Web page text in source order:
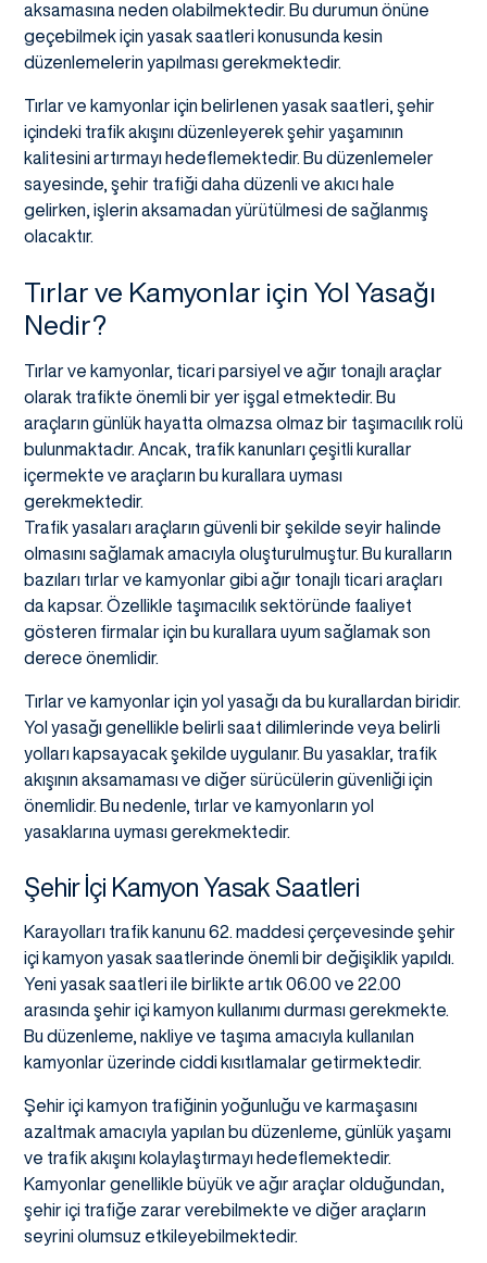
aksamasına neden olabilmektedir. Bu durumun önüne
geçebilmek için yasak saatleri konusunda kesin
düzenlemelerin yapılması gerekmektedir.
Tırlar ve kamyonlar için belirlenen yasak saatleri, şehir
içindeki trafik akışını düzenleyerek şehir yaşamının
kalitesini artırmayı hedeflemektedir. Bu düzenlemeler
sayesinde, şehir trafiği daha düzenli ve akıcı hale
gelirken, işlerin aksamadan yürütülmesi de sağlanmış
olacaktır.
Tırlar ve Kamyonlar için Yol Yasağı
Nedir?
Tırlar ve kamyonlar, ticari parsiyel ve ağır tonajlı araçlar
olarak trafikte önemli bir yer işgal etmektedir. Bu
araçların günlük hayatta olmazsa olmaz bir taşımacılık rolü
bulunmaktadır. Ancak, trafik kanunları çeşitli kurallar
içermekte ve araçların bu kurallara uyması
gerekmektedir.
Trafik yasaları araçların güvenli bir şekilde seyir halinde
olmasını sağlamak amacıyla oluşturulmuştur. Bu kuralların
bazıları tırlar ve kamyonlar gibi ağır tonajlı ticari araçları
da kapsar. Özellikle taşımacılık sektöründe faaliyet
gösteren firmalar için bu kurallara uyum sağlamak son
derece önemlidir.
Tırlar ve kamyonlar için yol yasağı da bu kurallardan biridir.
Yol yasağı genellikle belirli saat dilimlerinde veya belirli
yolları kapsayacak şekilde uygulanır. Bu yasaklar, trafik
akışının aksamaması ve diğer sürücülerin güvenliği için
önemlidir. Bu nedenle, tırlar ve kamyonların yol
yasaklarına uyması gerekmektedir.
Şehir İçi Kamyon Yasak Saatleri
Karayolları trafik kanunu 62. maddesi çerçevesinde şehir
içi kamyon yasak saatlerinde önemli bir değişiklik yapıldı.
Yeni yasak saatleri ile birlikte artık 06.00 ve 22.00
arasında şehir içi kamyon kullanımı durması gerekmekte.
Bu düzenleme, nakliye ve taşıma amacıyla kullanılan
kamyonlar üzerinde ciddi kısıtlamalar getirmektedir.
Şehir içi kamyon trafiğinin yoğunluğu ve karmaşasını
azaltmak amacıyla yapılan bu düzenleme, günlük yaşamı
ve trafik akışını kolaylaştırmayı hedeflemektedir.
Kamyonlar genellikle büyük ve ağır araçlar olduğundan,
şehir içi trafiğe zarar verebilmekte ve diğer araçların
seyrini olumsuz etkileyebilmektedir.